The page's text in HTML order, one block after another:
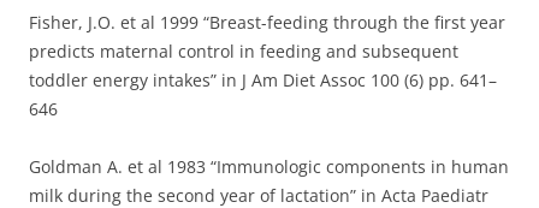
Fisher, J.O. et al 1999 “Breast-feeding through the first year
predicts maternal control in feeding and subsequent
toddler energy intakes” in J Am Diet Assoc 100 (6) pp. 641–
646
Goldman A. et al 1983 “Immunologic components in human
milk during the second year of lactation” in Acta Paediatr